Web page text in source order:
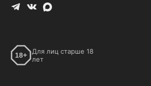
18+
Для лиц старше 18
лет